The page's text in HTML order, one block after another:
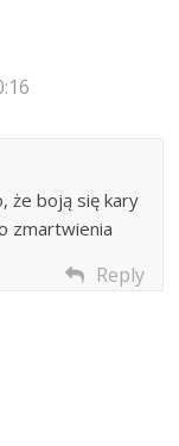
że boją się kary
zmartwienia
Reply